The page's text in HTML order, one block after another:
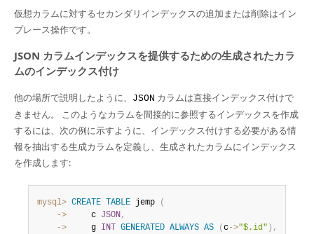
仮想カラムに対するセカンダリインデックスの追加または削除はイン
プレース操作です。
JSON カラムインデックスを提供するための生成されたカラ
ムのインデックス付け
他の場所で説明したように、 JSON カラムは直接インデックス付けで
きません。 このようなカラムを間接的に参照するインデックスを作成
するには、次の例に示すように、インデックス付けする必要がある情
報を抽出する生成カラムを定義し、生成されたカラムにインデックス
を作成します:
mysql> CREATE TABLE jemp
(
    ->
     c
JSON,
    ->
     g
INT GENERATED ALWAYS AS ( c->"$.id" ) ,